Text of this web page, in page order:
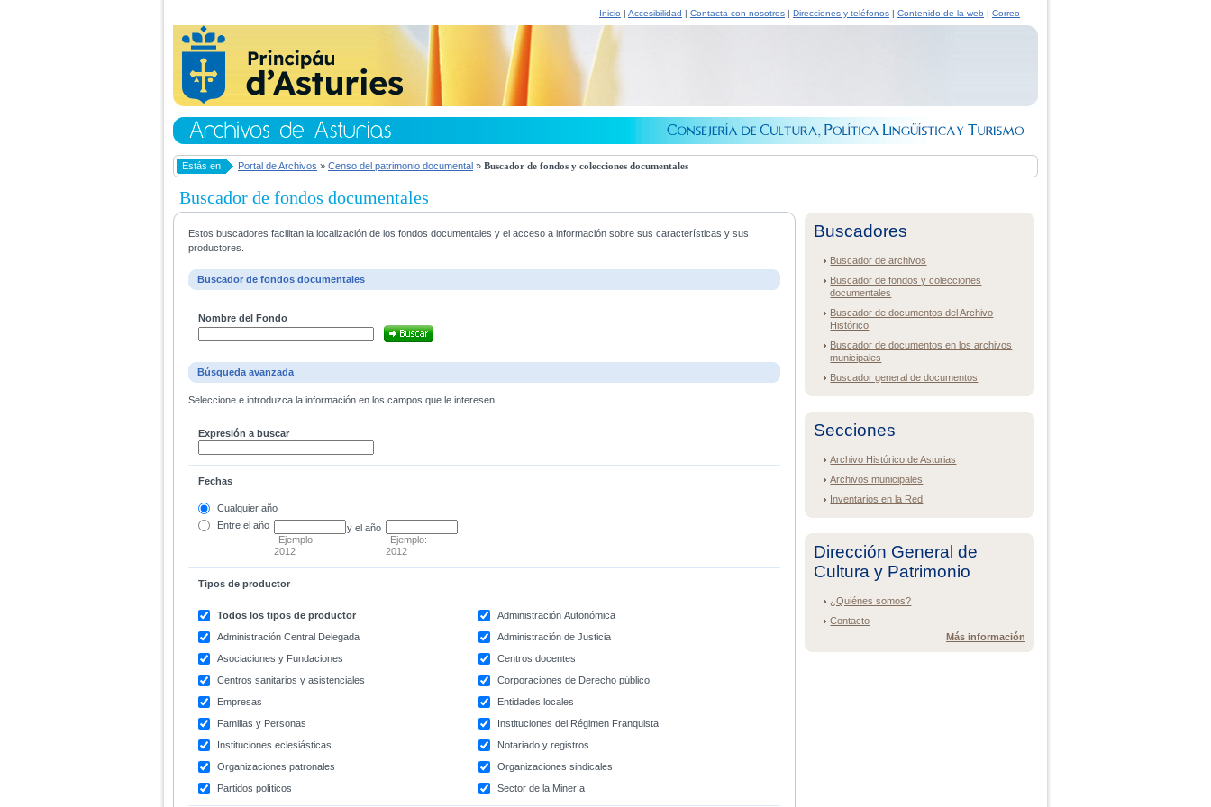
Inicio | Accesibilidad | Contacta con nosotros | Direcciones y teléfonos | Contenido de la web | Correo
Estás en Portal de Archivos » Censo del patrimonio documental » Buscador de fondos y colecciones documentales
Buscador de fondos documentales
Estos buscadores facilitan la localización de los fondos documentales y el acceso a información sobre sus características y sus
productores.
Buscador de fondos documentales
Nombre del Fondo
Búsqueda avanzada
Seleccione e introduzca la información en los campos que le interesen.
Expresión a buscar
Fechas
Cualquier año
Entre el año
Ejemplo:
2012
y el año
Ejemplo:
2012
Tipos de productor
Todos los tipos de productor
Administración Autonómica
Administración Central Delegada
Administración de Justicia
Asociaciones y Fundaciones
Centros docentes
Centros sanitarios y asistenciales
Corporaciones de Derecho público
Empresas
Entidades locales
Familias y Personas
Instituciones del Régimen Franquista
Instituciones eclesiásticas
Notariado y registros
Organizaciones patronales
Organizaciones sindicales
Partidos políticos
Sector de la Minería
Buscadores
Buscador de archivos
Buscador de fondos y colecciones
documentales
Buscador de documentos del Archivo
Histórico
Buscador de documentos en los archivos
municipales
Buscador general de documentos
Secciones
Archivo Histórico de Asturias
Archivos municipales
Inventarios en la Red
Dirección General de
Cultura y Patrimonio
¿Quiénes somos?
Contacto
Más información